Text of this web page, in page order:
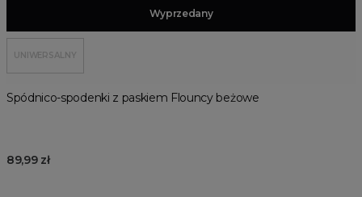
Dodaj do koszyka
Wyprzedany
UNIWERSALNY
Spódnico-spodenki z paskiem Flouncy beżowe
89,99 zł